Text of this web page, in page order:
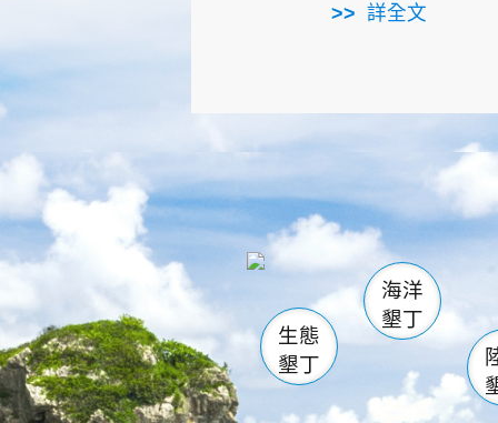
詳全文
龜山 海生館
恆春
龍鑾潭自
瓊麻館
關山
白砂
生態
墾丁
海洋
墾丁